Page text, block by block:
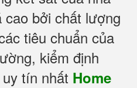
bởi chất lượng
tiêu chuẩn của
kiểm định
tín nhất Home